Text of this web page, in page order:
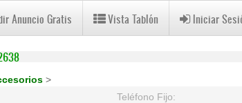
Anuncio Gratis Vista Tablón Iniciar
>
Teléfono Fijo: